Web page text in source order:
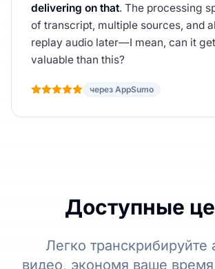
delivering on that. The processing
of transcript, multiple sources, and
replay audio later—I mean, can it
valuable than this?
через AppSumo
Доступные
Легко транскрибируйте
видео, экономя ваше